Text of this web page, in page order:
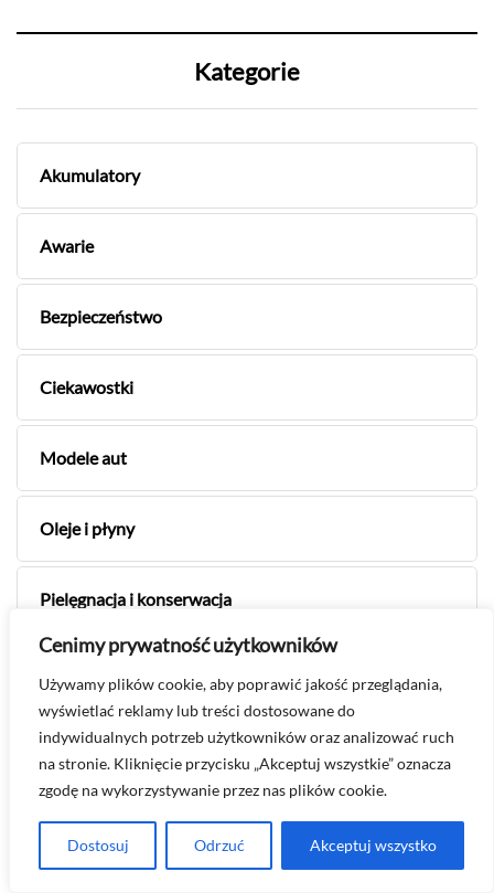
Cenimy prywatność użytkowników
Używamy plików cookie, aby poprawić jakość przeglądania,
wyświetlać reklamy lub treści dostosowane do
indywidualnych potrzeb użytkowników oraz analizować ruch
na stronie. Kliknięcie przycisku „Akceptuj wszystkie” oznacza
zgodę na wykorzystywanie przez nas plików cookie.
Dostosuj Odrzuć Akceptuj wszystko
Kategorie
Akumulatory
Awarie
Bezpieczeństwo
Ciekawostki
Modele aut
Oleje i płyny
Pielęgnacja i konserwacja
Silniki